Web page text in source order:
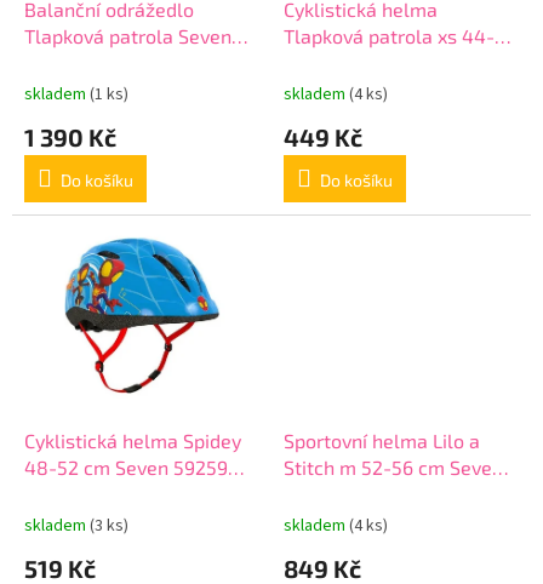
Balanční odrážedlo
Tlapková patrola Seven
skladem (1 ks)
1 390 Kč
Do košíku
Cyklistická helma
Tlapková patrola xs 44-48
girl
skladem (4 ks)
449 Kč
Do košíku
Cyklistická helma Spidey
48-52 cm Seven 59259
skladem (3 ks)
519 Kč
Sportovní helma Lilo a
Stitch m 52-56 cm Seven
skladem (4 ks)
849 Kč